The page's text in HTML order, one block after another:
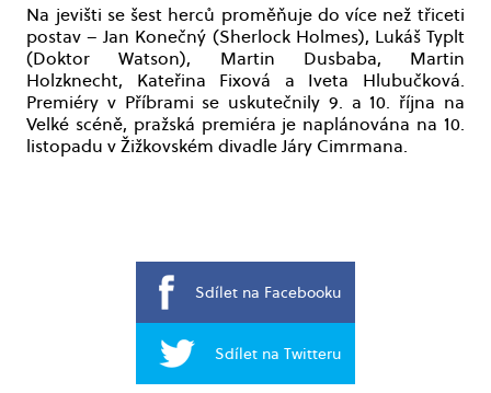
Na jevišti se šest herců proměňuje do více než třiceti
postav – Jan Konečný (Sherlock Holmes), Lukáš Typlt
(Doktor Watson), Martin Dusbaba, Martin
Holzknecht, Kateřina Fixová a Iveta Hlubučková.
Premiéry v Příbrami se uskutečnily 9. a 10. října na
Velké scéně, pražská premiéra je naplánována na 10.
listopadu v Žižkovském divadle Járy Cimrmana.
Sdílet na Facebooku
Sdílet na Twitteru